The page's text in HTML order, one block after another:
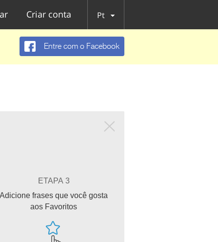
Criar conta Pt
Entre com o Facebook
ETAPA 3
Adicione frases que você gosta
aos Favoritos